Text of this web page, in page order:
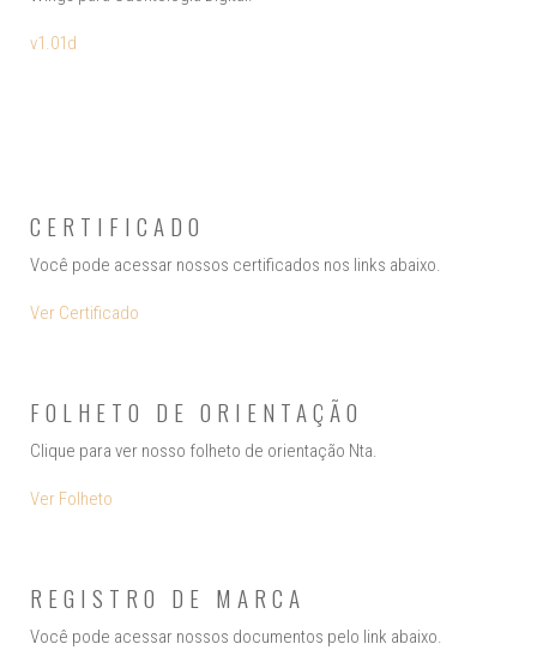
v1.01d
CERTIFICADO
Você pode acessar nossos certificados nos links abaixo.
Ver Certificado
FOLHETO DE ORIENTAÇÃO
Clique para ver nosso folheto de orientação Nta.
Ver Folheto
REGISTRO DE MARCA
Você pode acessar nossos documentos pelo link abaixo.